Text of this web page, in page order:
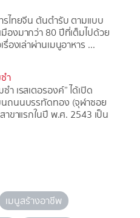
รไทยจีน ต้นตำรับ ตามแบบ
องมากว่า 80 ปีที่เต็มไปด้วย
รื่องเล่าผ่านเมนูอาหาร ...
ำ
ำ เรสเตอรองค์” ได้เปิด
ถนนบรรทัดทอง (จุฬาซอย
าขาแรกในปี พ.ศ. 2543 เป็น
เมนูสร้างอาชีพ